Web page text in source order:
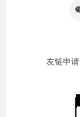
友链申请